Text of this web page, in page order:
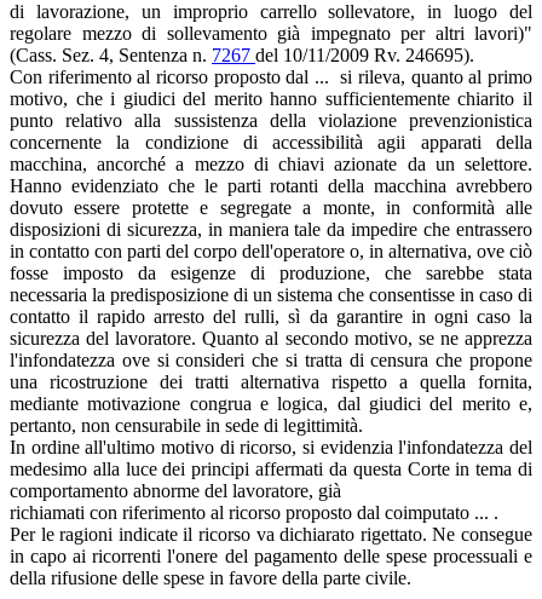
di lavorazione, un improprio carrello sollevatore, in luogo del
regolare mezzo di sollevamento già impegnato per altri lavori)"
(Cass. Sez. 4, Sentenza n. 7267 del 10/11/2009 Rv. 246695).
Con riferimento al ricorso proposto dal ... si rileva, quanto al primo
motivo, che i giudici del merito hanno sufficientemente chiarito il
punto relativo alla sussistenza della violazione prevenzionistica
concernente la condizione di accessibilità agii apparati della
macchina, ancorché a mezzo di chiavi azionate da un selettore.
Hanno evidenziato che le parti rotanti della macchina avrebbero
dovuto essere protette e segregate a monte, in conformità alle
disposizioni di sicurezza, in maniera tale da impedire che entrassero
in contatto con parti del corpo dell'operatore o, in alternativa, ove ciò
fosse imposto da esigenze di produzione, che sarebbe stata
necessaria la predisposizione di un sistema che consentisse in caso di
contatto il rapido arresto del rulli, sì da garantire in ogni caso la
sicurezza del lavoratore. Quanto al secondo motivo, se ne apprezza
l'infondatezza ove si consideri che si tratta di censura che propone
una ricostruzione dei tratti alternativa rispetto a quella fornita,
mediante motivazione congrua e logica, dal giudici del merito e,
pertanto, non censurabile in sede di legittimità.
In ordine all'ultimo motivo di ricorso, si evidenzia l'infondatezza del
medesimo alla luce dei principi affermati da questa Corte in tema di
comportamento abnorme del lavoratore, già
richiamati con riferimento al ricorso proposto dal coimputato ... .
Per le ragioni indicate il ricorso va dichiarato rigettato. Ne consegue
in capo ai ricorrenti l'onere del pagamento delle spese processuali e
della rifusione delle spese in favore della parte civile.